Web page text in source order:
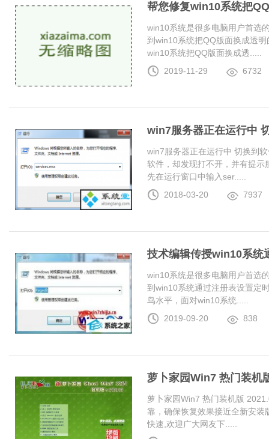
帮您修复win10系统把
win10系统是很多电脑用户首选
到win10系统把QQ版面换成透
win10系统把QQ版面换成透.....
2019-11-29
6732
win7服务器正在运行中
win7服务器正在运行中 切换到
软件，却发现打不开，并有提
先在运行窗口中输入ser.....
2018-03-20
7937
技术编辑传授win10系统
win10系统是很多电脑用户首选
到win10系统通过注册表设置定
鸟水平，面对win10系统.....
2019-09-20
838
萝卜家园Win7 热门装机
萝卜家园Win7 热门装机版
靠，确保恢复效果接近全新安
快速,欢迎广大网友下.....